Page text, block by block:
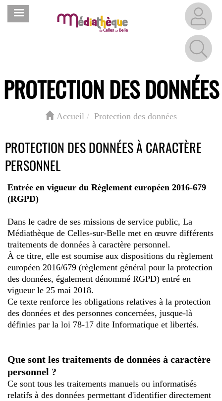
Aller
PROTECTION DES DONNÉES
Accueil Protection des données
PROTECTION DES DONNÉES À CARACTÈRE
PERSONNEL
Entrée en vigueur du Règlement européen 2016-679
(RGPD)
Dans le cadre de ses missions de service public, La
Médiathèque de Celles-sur-Belle met en œuvre différents
traitements de données à caractère personnel.
À ce titre, elle est soumise aux dispositions du règlement
européen 2016/679 (règlement général pour la protection
des données, également dénommé RGPD) entré en
vigueur le 25 mai 2018.
Ce texte renforce les obligations relatives à la protection
des données et des personnes concernées, jusque-là
définies par la loi 78-17 dite Informatique et libertés.
Que sont les traitements de données à caractère
personnel ?
Ce sont tous les traitements manuels ou informatisés
relatifs à des données permettant d'identifier directement